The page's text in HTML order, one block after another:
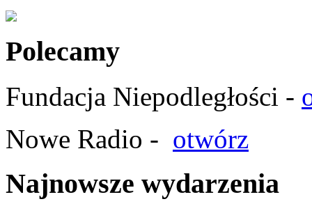
Polecamy
Fundacja Niepodległości -
Nowe Radio - otwórz
Najnowsze wydarzenia